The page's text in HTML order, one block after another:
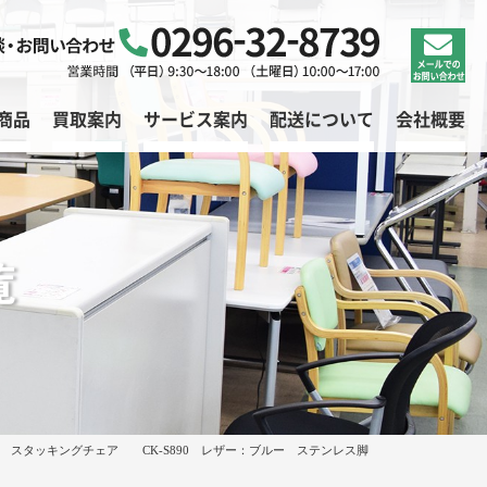
品 買取案内 サービス案内 配送について 会社概要
スタッキングチェア CK-S890 レザー：ブルー ステンレス脚